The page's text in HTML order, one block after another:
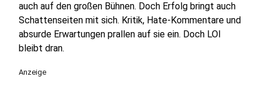
auch auf den großen Bühnen. Doch Erfolg bringt auch
Schattenseiten mit sich. Kritik, Hate-Kommentare und
absurde Erwartungen prallen auf sie ein. Doch LOI
bleibt dran.
Anzeige